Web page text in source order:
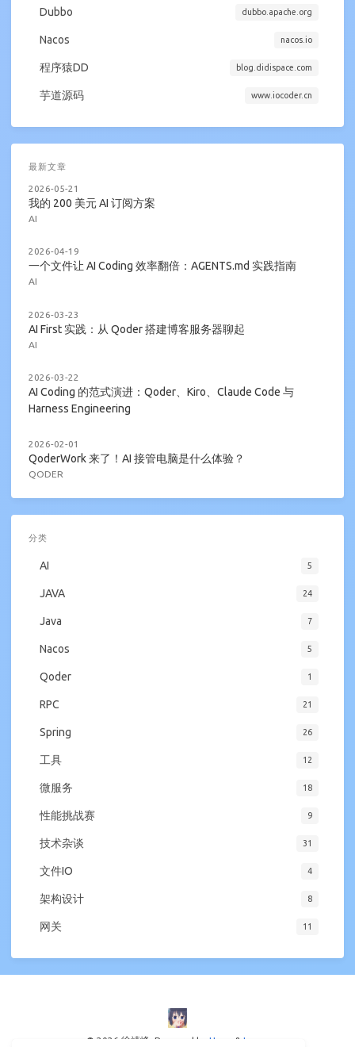
Dubbo dubbo.apache.org
Nacos nacos.io
程序猿DD blog.didispace.com
芋道源码 www.iocoder.cn
最新文章
2026-05-21
我的 200 美元 AI 订阅方案
AI
2026-04-19
一个文件让 AI Coding 效率翻倍：AGENTS.md 实践指南
AI
2026-03-23
AI First 实践：从 Qoder 搭建博客服务器聊起
AI
2026-03-22
AI Coding 的范式演进：Qoder、Kiro、Claude Code 与
Harness Engineering
2026-02-01
QoderWork 来了！AI 接管电脑是什么体验？
QODER
分类
AI 5
JAVA 24
Java 7
Nacos 5
Qoder 1
RPC 21
Spring 26
工具 12
微服务 18
性能挑战赛 9
技术杂谈 31
文件IO 4
架构设计 8
网关 11
© 2026 徐靖峰 Powered by Hexo & Icarus